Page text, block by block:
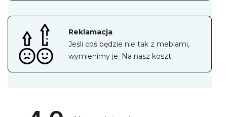
Reklamacja
Jeśli coś będzie nie tak z meblami,
wymienimy je. Na nasz koszt.